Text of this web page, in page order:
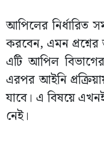
আপিলের নির্ধারিত
করবেন, এমন
এটি আপিল
এরপর আইনি
যাবে। এ বিষয়ে
নেই।